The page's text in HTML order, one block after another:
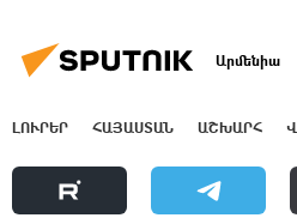
Արմենիա
ԼՈՒՐԵՐ ՀԱՅԱՍՏԱՆ ԱՇԽԱՐՀ